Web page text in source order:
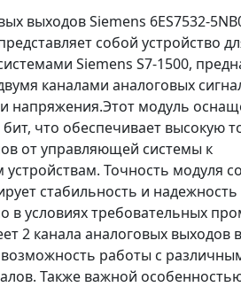
выходов Siemens 6ES7532-
собой устройство
Siemens S7-1500,
каналами аналоговых
напряжения.Этот модуль
что обеспечивает высокую
от управляющей системы к
Точность модуля
стабильность и
в условиях требовательных
2 канала аналоговых выходов
возможность работы с
Также важной